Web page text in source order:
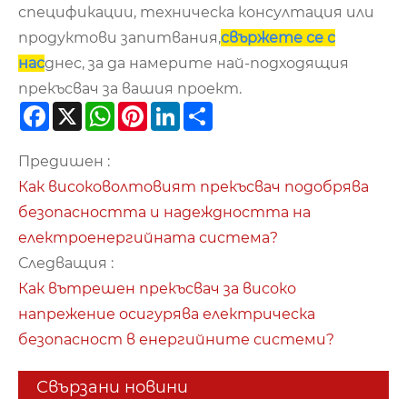
спецификации, техническа консултация или
продуктови запитвания,свържете се с
насднес, за да намерите най-подходящия
прекъсвач за вашия проект.
Facebook
X WhatsApp
PinterestLinkedIn
Предишен :
Как високоволтовият прекъсвач подобрява
безопасността и надеждността на
електроенергийната система?
Следващия :
Как вътрешен прекъсвач за високо
напрежение осигурява електрическа
безопасност в енергийните системи?
Свързани новини